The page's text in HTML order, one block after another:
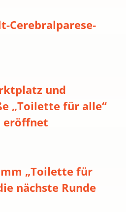
Cerebralparese-
und
„Toilette für alle“
eröffnet
„Toilette für
nächste Runde